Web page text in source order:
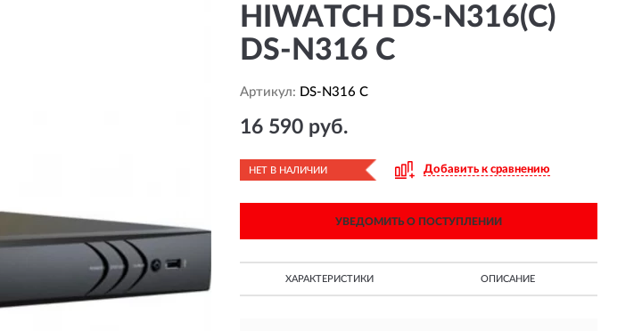
HIWATCH DS-N316(С)
DS-N316 C
Артикул: DS-N316 C
16 590 руб.
НЕТ В НАЛИЧИИ Добавить к сравнению
УВЕДОМИТЬ О ПОСТУПЛЕНИИ
ХАРАКТЕРИСТИКИ ОПИСАНИЕ